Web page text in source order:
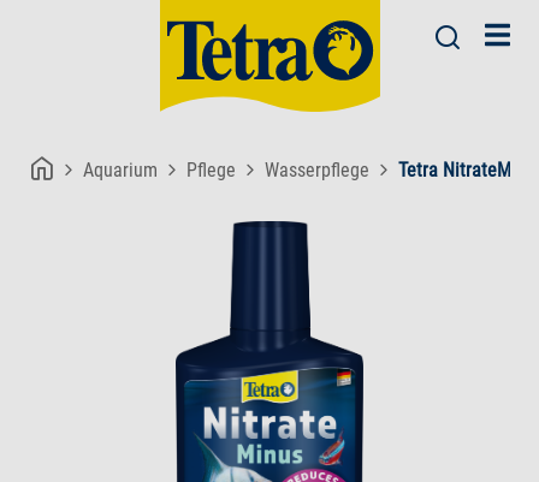
Aquarium Pflege Wasserpflege Tetra